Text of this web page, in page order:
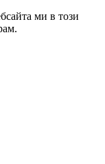
ми в този